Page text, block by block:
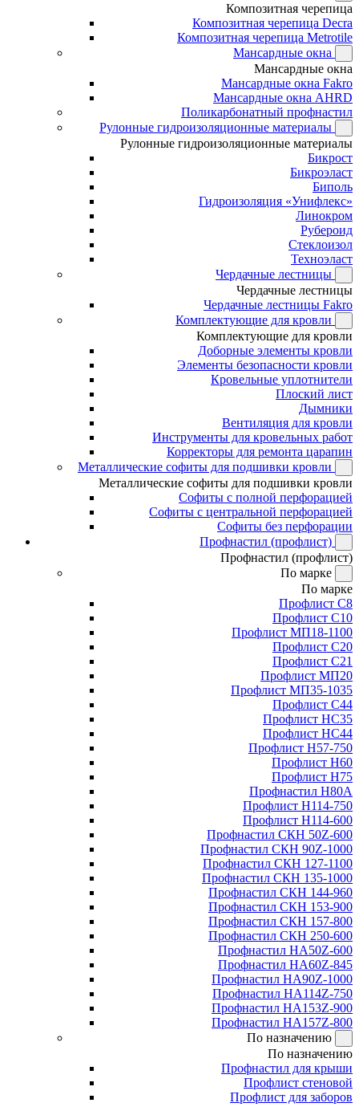
Композитная черепица
Композитная черепица Decra
Композитная черепица Metrotile
Мансардные окна
Мансардные окна
Мансардные окна Fakro
Мансардные окна AHRD
Поликарбонатный профнастил
Рулонные гидроизоляционные материалы
Рулонные гидроизоляционные материалы
Бикрост
Бикроэласт
Биполь
Гидроизоляция «Унифлекс»
Линокром
Рубероид
Стеклоизол
Техноэласт
Чердачные лестницы
Чердачные лестницы
Чердачные лестницы Fakro
Комплектующие для кровли
Комплектующие для кровли
Доборные элементы кровли
Элементы безопасности кровли
Кровельные уплотнители
Плоский лист
Дымники
Вентиляция для кровли
Инструменты для кровельных работ
Корректоры для ремонта царапин
Металлические софиты для подшивки кровли
Металлические софиты для подшивки кровли
Софиты с полной перфорацией
Софиты с центральной перфорацией
Софиты без перфорации
Профнастил (профлист)
Профнастил (профлист)
По марке
По марке
Профлист С8
Профлист С10
Профлист МП18-1100
Профлист С20
Профлист С21
Профлист МП20
Профлист МП35-1035
Профлист С44
Профлист НС35
Профлист НС44
Профлист Н57-750
Профлист Н60
Профлист Н75
Профнастил Н80А
Профлист Н114-750
Профлист Н114-600
Профнастил СКН 50Z-600
Профнастил СКН 90Z-1000
Профнастил СКН 127-1100
Профнастил СКН 135-1000
Профнастил СКН 144-960
Профнастил СКН 153-900
Профнастил СКН 157-800
Профнастил СКН 250-600
Профнастил НА50Z-600
Профнастил НА60Z-845
Профнастил НА90Z-1000
Профнастил НА114Z-750
Профнастил НА153Z-900
Профнастил НА157Z-800
По назначению
По назначению
Профнастил для крыши
Профлист стеновой
Профлист для заборов